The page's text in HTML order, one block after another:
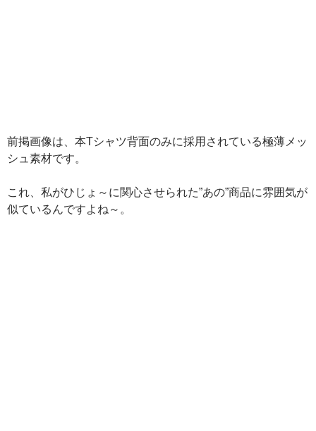
前掲画像は、本Tシャツ背面のみに採用されている極薄メッ
シュ素材です。
これ、私がひじょ～に関心させられた”あの”商品に雰囲気が
似ているんですよね～。